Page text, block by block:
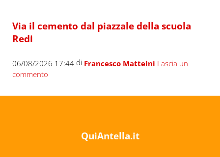
Via il cemento dal piazzale della scuola
Redi
06/08/2026 17:44di Francesco Matteini Lascia un
commento
QuiAntella.it